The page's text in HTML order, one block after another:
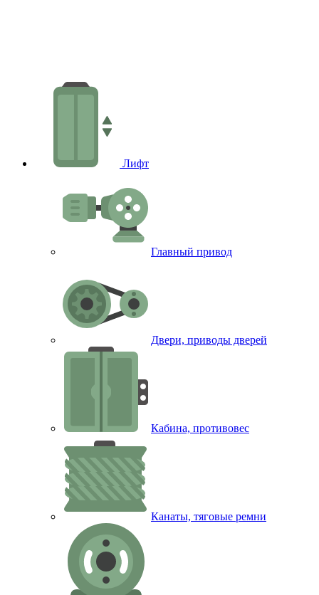
Лифт
Главный привод
Двери, приводы дверей
Кабина, противовес
Канаты, тяговые ремни